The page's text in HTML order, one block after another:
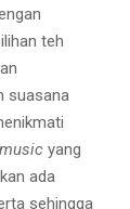
teh
suasana
yang
ada
sehingga